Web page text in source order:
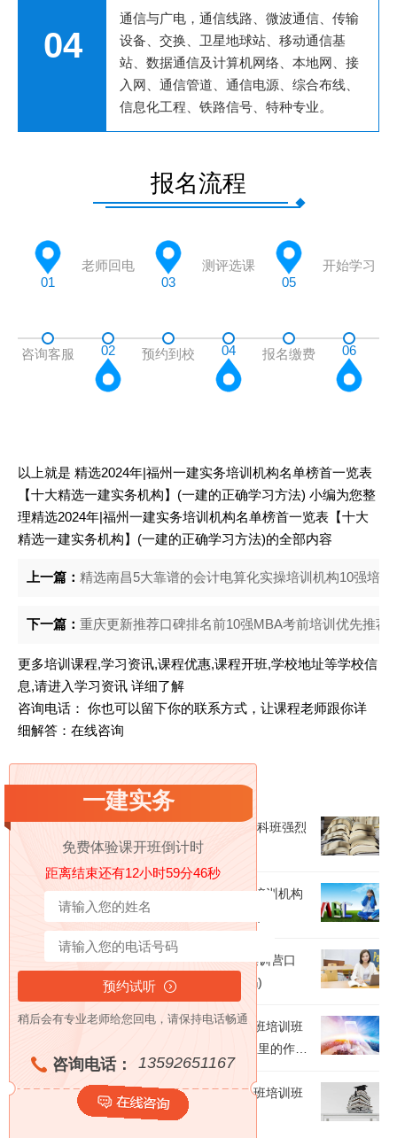
04
通信与广电，通信线路、微波通信、传输
设备、交换、卫星地球站、移动通信基
站、数据通信及计算机网络、本地网、接
入网、通信管道、通信电源、综合布线、
信息化工程、铁路信号、特种专业。
报名流程
01
咨询客服
老师回电
02
03
预约到校
测评选课
04
05
报名缴费
开始学习
06
以上就是 精选2024年|福州一建实务培训机构名单榜首一览表
【十大精选一建实务机构】(一建的正确学习方法) 小编为您整
理精选2024年|福州一建实务培训机构名单榜首一览表【十大
精选一建实务机构】(一建的正确学习方法)的全部内容
上一篇： 精选南昌5大靠谱的会计电算化实操培训机构10强培
下一篇： 重庆更新推荐口碑排名前10强MBA考前培训优先推
更多培训课程,学习资讯,课程优惠,课程开班,学校地址等学校信
息,请进入学习资讯 详细了解
咨询电话： 你也可以留下你的联系方式，让课程老师跟你详
细解答： 在线咨询
一建实务
免费体验课开班倒计时
距离结束还有12小时59分45秒
稍后会有专业老师给您回电，请保持电话畅通
咨询电话： 13592651167
【2024最新】南宁排名靠前的二级建造师全科班强烈
推荐培训机构出炉(二建公路工程怎么样)
呼和浩特比较靠谱的一级建造师考证集训营培训机构
〔排名一览〕(一级建造师培训哪个比较好呢)
重磅来袭|东莞10大正规的一级建造师考证集训营口
碑推荐培训机构汇总(一级建造师考试难考吗)
【重磅来袭】西宁人气好的一级建造师单科班培训班
排名一览【新排名公布】(一级建造证在行业里的作
用)
【重磅来袭】长春人气好的二级建造师单科班培训班
排名一览【新排名公布】(如何考二建)